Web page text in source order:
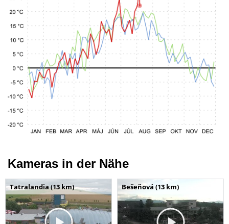
Kameras in der Nähe
Tatralandia (13 km) Bešeňová (13 km)